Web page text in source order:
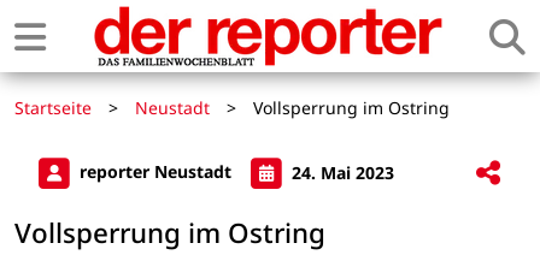
Startseite > Neustadt > Vollsperrung im Ostring
reporter Neustadt 24. Mai 2023
Vollsperrung im Ostring